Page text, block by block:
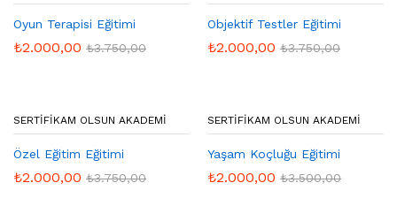
Oyun Terapisi Eğitimi
₺2.000,00 ₺3.750,00
Objektif Testler Eğitimi
₺2.000,00 ₺3.750,00
SERTIFIKAM OLSUN AKADEMI
Özel Eğitim Eğitimi
₺2.000,00 ₺3.750,00
SERTIFIKAM OLSUN AKADEMI
Yaşam Koçluğu Eğitimi
₺2.000,00 ₺3.500,00